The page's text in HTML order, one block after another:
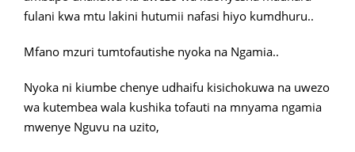
fulani kwa mtu lakini hutumii nafasi hiyo kumdhuru..
Mfano mzuri tumtofautishe nyoka na Ngamia..
Nyoka ni kiumbe chenye udhaifu kisichokuwa na uwezo
wa kutembea wala kushika tofauti na mnyama ngamia
mwenye Nguvu na uzito,